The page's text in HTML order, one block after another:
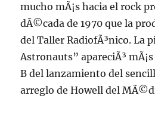
mucho mÃ¡s hacia el rock
dÃ©cada de 1970 que la
del Taller RadiofÃ³nico. La
Astronauts” apareciÃ³
B del lanzamiento del
arreglo de Howell del